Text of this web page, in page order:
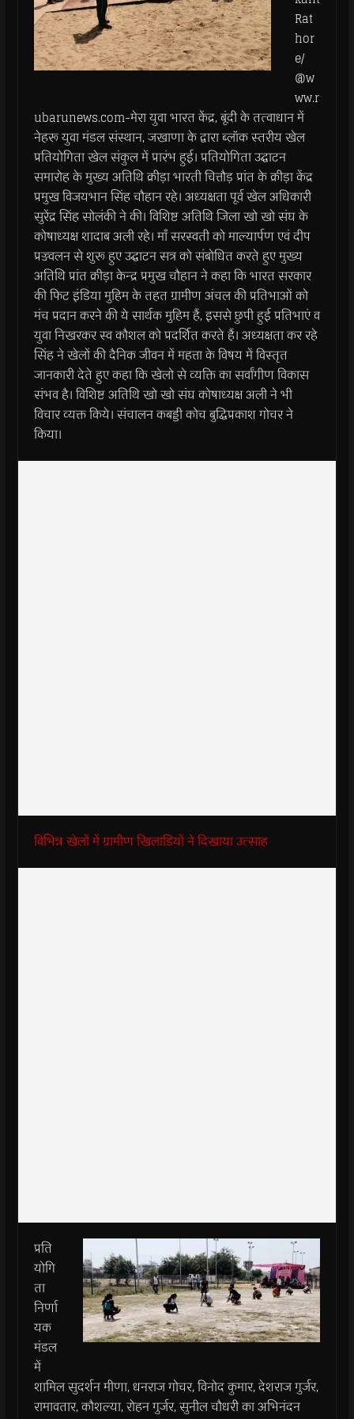
Rat
hor
e/
@w
ww.r
ubarunews.com-मेरा युवा भारत केंद्र, बूंदी के तत्वाधान में
नेहरू युवा मंडल संस्थान, जखाणा के द्वारा ब्लॉक स्तरीय खेल
प्रतियोगिता खेल संकुल में प्रारंभ हुई। प्रतियोगिता उद्घाटन
समारोह के मुख्य अतिथि क्रीड़ा भारती चित्तौड़ प्रांत के क्रीड़ा केंद्र
प्रमुख विजयभान सिंह चौहान रहे। अध्यक्षता पूर्व खेल अधिकारी
सुरेंद्र सिंह सोलंकी ने की। विशिष्ट अतिथि जिला खो खो संघ के
कोषाध्यक्ष शादाब अली रहे। माँ सरस्वती को माल्यार्पण एवं दीप
प्रज्ज्वलन से शुरू हुए उद्घाटन सत्र को संबोधित करते हुए मुख्य
अतिथि प्रांत क्रीड़ा केन्द्र प्रमुख चौहान ने कहा कि भारत सरकार
की फिट इंडिया मुहिम के तहत ग्रामीण अंचल की प्रतिभाओं को
मंच प्रदान करने की ये सार्थक मुहिम हैं, इससे छुपी हुई प्रतिभाएं व
युवा निखरकर स्व कौशल को प्रदर्शित करते हैं। अध्यक्षता कर रहे
सिंह ने खेलों की दैनिक जीवन में महत्ता के विषय में विस्तृत
जानकारी देते हुए कहा कि खेलो से व्यक्ति का सर्वांगीण विकास
संभव है। विशिष्ट अतिथि खो खो संघ कोषाध्यक्ष अली ने भी
विचार व्यक्त किये। संचालन कबड्डी कोच बुद्धिप्रकाश गोचर ने
किया।
विभिन्न खेलों में ग्रामीण खिलाडियों ने दिखाया उत्साह
प्रति
योगि
ता
निर्णा
यक
मंडल
में
शामिल सुदर्शन मीणा, धनराज गोचर, विनोद कुमार, देशराज गुर्जर,
रामावतार, कौशल्या, रोहन गुर्जर, सुनील चौधरी का अभिनंदन